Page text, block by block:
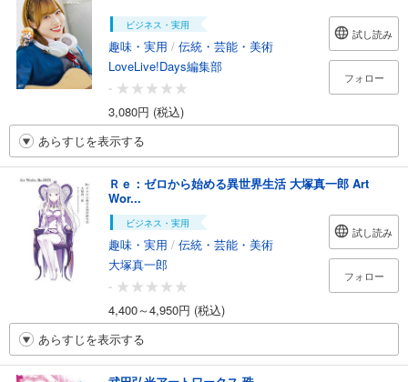
ビジネス・実用
趣味・実用 / 伝統・芸能・美術
LoveLive!Days編集部
-
3,080円 (税込)
試し読み
フォロー
あらすじを表示する
Ｒｅ：ゼロから始める異世界生活 大塚真一郎 Art
Wor...
ビジネス・実用
趣味・実用 / 伝統・芸能・美術
大塚真一郎
-
4,400～4,950円 (税込)
試し読み
フォロー
あらすじを表示する